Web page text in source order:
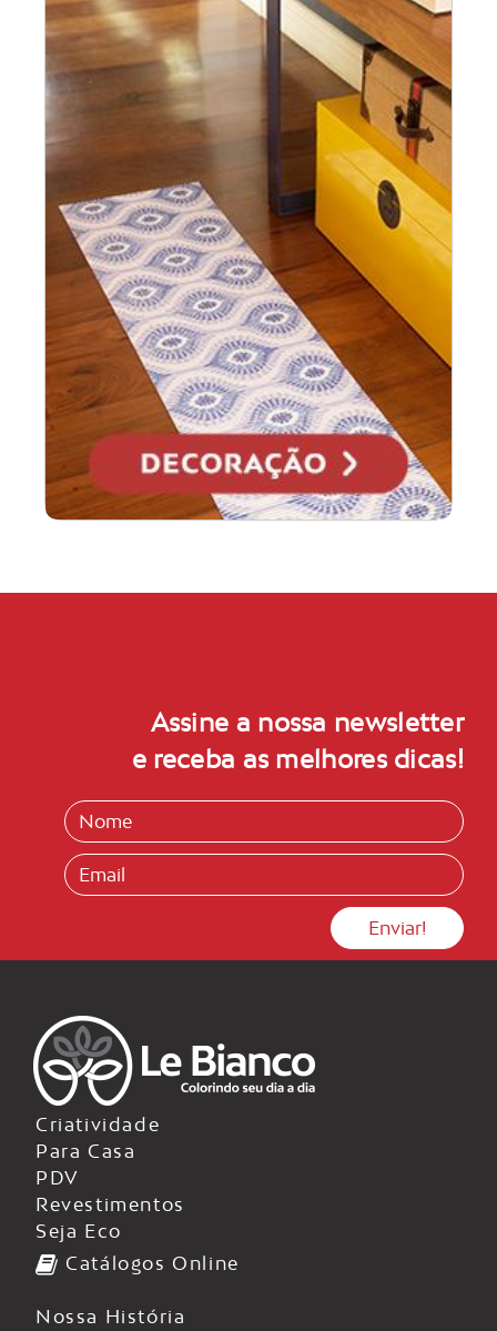
Assine a nossa newsletter
e receba as melhores dicas!
Criatividade
Para Casa
PDV
Revestimentos
Seja Eco
Catálogos Online
Nossa História